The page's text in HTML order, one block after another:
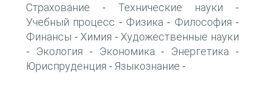
Страхование - Технические науки -
Учебный процесс - Физика - Философия -
Финансы - Химия - Художественные науки
- Экология - Экономика - Энергетика -
Юриспруденция - Языкознание -